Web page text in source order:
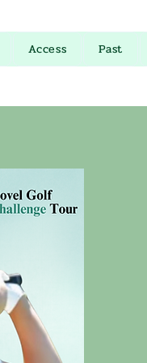
Access Past